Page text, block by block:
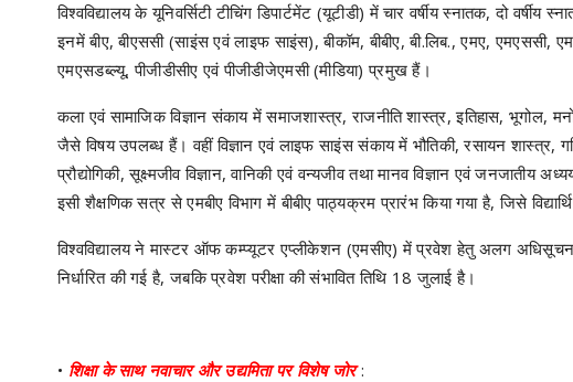
विश्वविद्यालय के यूनिवर्सिटी टीचिंग डिपार्टमेंट (यूटीडी) में चार वर्षीय स्नातक, दो वर्षीय
इनमें बीए, बीएससी (साइंस एवं लाइफ साइंस), बीकॉम, बीबीए, बी.लिब., एमए, एमएससी,
एमएसडब्ल्यू, पीजीडीसीए एवं पीजीडीजेएमसी (मीडिया) प्रमुख हैं।
कला एवं सामाजिक विज्ञान संकाय में समाजशास्त्र, राजनीति शास्त्र, इतिहास, भूगोल,
जैसे विषय उपलब्ध हैं। वहीं विज्ञान एवं लाइफ साइंस संकाय में भौतिकी, रसायन शास्त्र,
प्रौद्योगिकी, सूक्ष्मजीव विज्ञान, वानिकी एवं वन्यजीव तथा मानव विज्ञान एवं
इसी शैक्षणिक सत्र से एमबीए विभाग में बीबीए पाठ्यक्रम प्रारंभ किया गया है, जिसे
विश्वविद्यालय ने मास्टर ऑफ कम्प्यूटर एप्लीकेशन (एमसीए) में प्रवेश हेतु अलग
निर्धारित की गई है, जबकि प्रवेश परीक्षा की संभावित तिथि 18 जुलाई है।
• शिक्षा के साथ नवाचार और उद्यमिता पर विशेष जोर: